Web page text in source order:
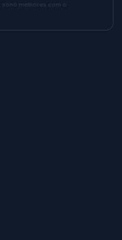
melhores com o